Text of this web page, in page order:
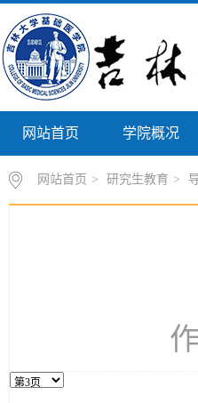
网站首页 学院概况
网站首页 > 研究生教育 >